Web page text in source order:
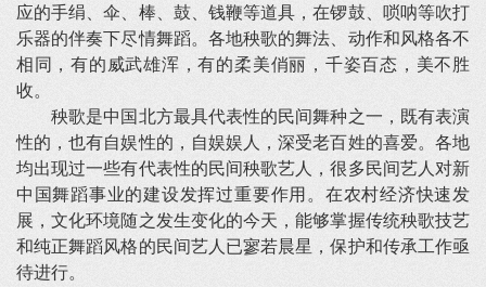
应的手绢、伞、棒、鼓、钱鞭等道具，在锣鼓、唢呐等吹打
乐器的伴奏下尽情舞蹈。各地秧歌的舞法、动作和风格各不
相同，有的威武雄浑，有的柔美俏丽，千姿百态，美不胜
收。
秧歌是中国北方最具代表性的民间舞种之一，既有表演
性的，也有自娱性的，自娱娱人，深受老百姓的喜爱。各地
均出现过一些有代表性的民间秧歌艺人，很多民间艺人对新
中国舞蹈事业的建设发挥过重要作用。在农村经济快速发
展，文化环境随之发生变化的今天，能够掌握传统秧歌技艺
和纯正舞蹈风格的民间艺人已寥若晨星，保护和传承工作亟
待进行。